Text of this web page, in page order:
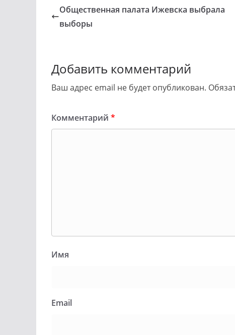
Общественная палата Ижевска выбрала
выборы
Добавить комментарий
Ваш адрес email не будет опубликован.
Комментарий *
Имя
Email